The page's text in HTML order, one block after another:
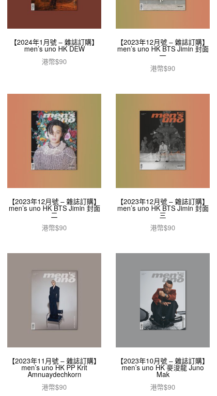
【2024年1月號 – 雜誌訂購】
men’s uno HK DEW
港幣$90
【2023年12月號 – 雜誌訂購】
men’s uno HK BTS Jimin 封面
一
港幣$90
【2023年12月號 – 雜誌訂購】
men’s uno HK BTS Jimin 封面
二
港幣$90
【2023年12月號 – 雜誌訂購】
men’s uno HK BTS Jimin 封面
三
港幣$90
【2023年11月號 – 雜誌訂購】
men’s uno HK PP Krit
Amnuaydechkorn
港幣$90
【2023年10月號 – 雜誌訂購】
men’s uno HK 麥浚龍 Juno
Mak
港幣$90